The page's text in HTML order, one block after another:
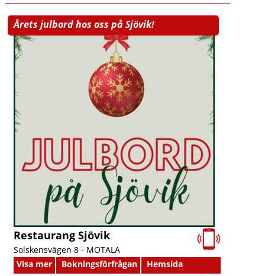
Årets julbord hos oss på Sjövik!
Restaurang Sjövik
Solskensvägen 8 - MOTALA
Visa mer
Bokningsförfrågan
Hemsida